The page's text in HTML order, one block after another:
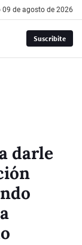
09 de agosto de 2026
Suscribite
darle